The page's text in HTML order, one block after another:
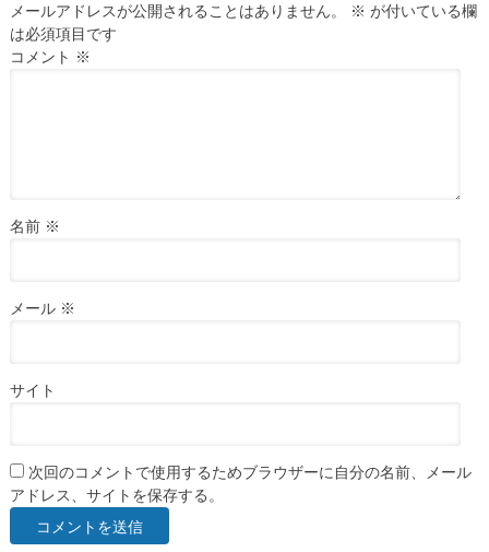
メールアドレスが公開されることはありません。 ※ が付いている欄
は必須項目です
コメント ※
名前 ※
メール ※
サイト
次回のコメントで使用するためブラウザーに自分の名前、メール
アドレス、サイトを保存する。